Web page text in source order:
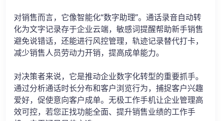
对销售而言，它像智能化“数字助理”。通话录音自动转
化为文字记录存于企业云端，敏感词提醒帮助新手销售
避免说错话，还能进行风控管理，轨迹记录替代打卡，
减少销售人员劳动力开销，提高成单能力。
对决策者来说，它是推动企业数字化转型的重要抓手。
通过分析通话时长分布和客户浏览行为，捕捉客户兴趣
爱好，促使意向客户成单。无极工作手机让企业管理高
效可控，若您正找功能全面、提升销售业绩的工作手